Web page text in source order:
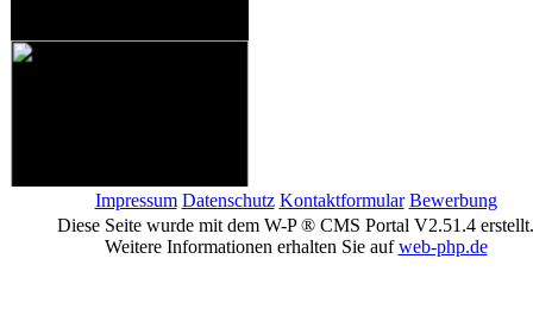
Impressum Datenschutz Kontaktformular Bewerbung
Diese Seite wurde mit dem W-P ® CMS Portal V2.51.4 erstellt.
Weitere Informationen erhalten Sie aufweb-php.de